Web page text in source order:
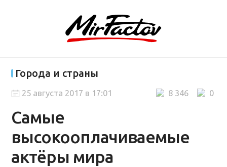
Города и страны
Самые
высокооплачиваемые
актёры мира
0
8 346
25 августа 2017 в 17:01